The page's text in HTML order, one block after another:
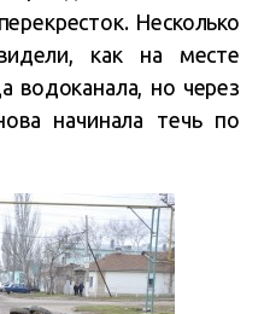
Несколько
как на месте
водоканала, но через
начинала течь по